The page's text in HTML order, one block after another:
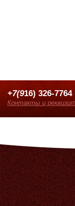
+7(916) 326-7764
Контакты и